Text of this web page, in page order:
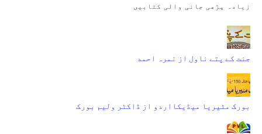
زیادہ پڑھی جانی والی کتابیں
جنت کے پتے ناول از نمرہ احمد
بورک مٹیریا میڈیکااردو از ڈاکٹر ولیم بورک